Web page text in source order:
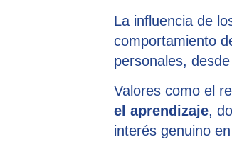
La influencia de
comportamiento
personales,
Valores como el
el aprendizaje,
interés genuino